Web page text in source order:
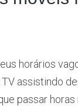
horários
assistindo
passar